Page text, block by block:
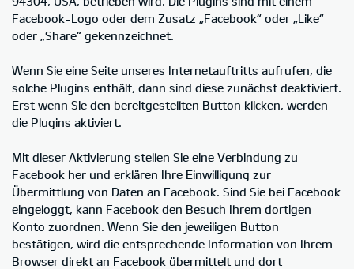
Facebook-Logo oder dem Zusatz „Facebook“ oder „Like“
oder „Share“ gekennzeichnet.
Wenn Sie eine Seite unseres Internetauftritts aufrufen, die
solche Plugins enthält, dann sind diese zunächst deaktiviert.
Erst wenn Sie den bereitgestellten Button klicken, werden
die Plugins aktiviert.
Mit dieser Aktivierung stellen Sie eine Verbindung zu
Facebook her und erklären Ihre Einwilligung zur
Übermittlung von Daten an Facebook. Sind Sie bei Facebook
eingeloggt, kann Facebook den Besuch Ihrem dortigen
Konto zuordnen. Wenn Sie den jeweiligen Button
bestätigen, wird die entsprechende Information von Ihrem
Browser direkt an Facebook übermittelt und dort